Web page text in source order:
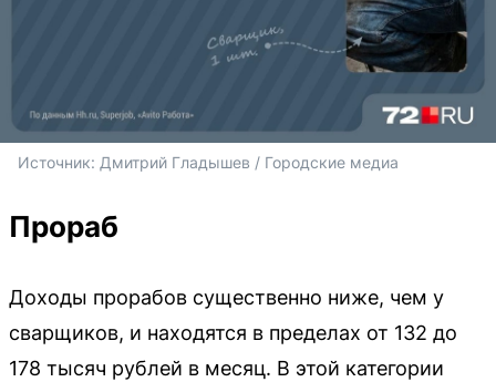
Источник: Дмитрий Гладышев / Городские медиа
Прораб
Доходы прорабов существенно ниже, чем у
сварщиков, и находятся в пределах от 132 до
178 тысяч рублей в месяц. В этой категории